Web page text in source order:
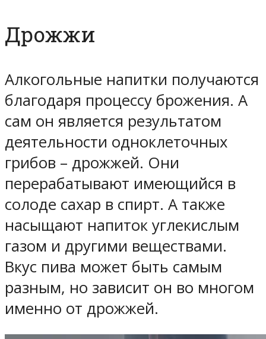
Дрожжи
Алкогольные напитки получаются
благодаря процессу брожения. А
сам он является результатом
деятельности одноклеточных
грибов – дрожжей. Они
перерабатывают имеющийся в
солоде сахар в спирт. А также
насыщают напиток углекислым
газом и другими веществами.
Вкус пива может быть самым
разным, но зависит он во многом
именно от дрожжей.